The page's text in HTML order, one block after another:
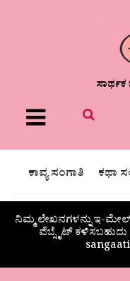
ಸಾರ್ಥಕ
Menu
ಕಾವ್ಯ ಸಂಗಾತಿ ಕಥಾ
ನಿಮ್ಮ ಲೇಖನಗಳನ್ನು ಇ-
ವೆಬ್ಸೈಟ್ ಕಳಿಸಬಹುದು